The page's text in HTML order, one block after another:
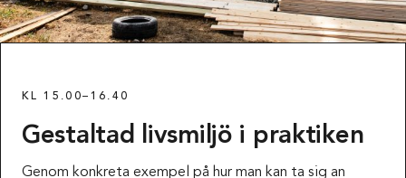
KL 15.00–16.40
Gestaltad livsmiljö i praktiken
Genom konkreta exempel på hur man kan ta sig an